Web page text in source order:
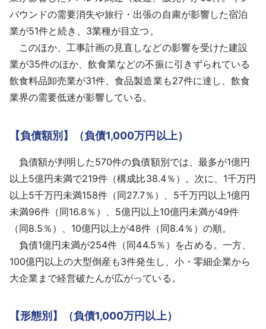
バウンドの需要消失や旅行・出張の自粛が影響した宿泊
業が51件と続き、3業種が目立つ。
このほか、工事計画の見直しなどの影響を受けた建設
業が35件のほか、飲食業などの不振に引きずられている
飲食料品卸売業が31件、食品製造業も27件に達し、飲食
業界の需要低迷が影響している。
【負債額別】（負債1,000万円以上）
負債額が判明した570件の負債額別では、最多が1億円
以上5億円未満で219件（構成比38.4％）。次に、1千万円
以上5千万円未満158件（同27.7％）、5千万円以上1億円
未満96件（同16.8％）、5億円以上10億円未満が49件
（同8.5％）、10億円以上が48件（同8.4％）の順。
負債1億円未満が254件（同44.5％）を占める。一方、
100億円以上の大型倒産も3件発生し、小・零細企業から
大企業まで経営破たんが広がっている。
【形態別】（負債1,000万円以上）